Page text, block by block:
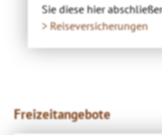
Sie diese hier
> Reiseversicherungen
Freizeitangebote